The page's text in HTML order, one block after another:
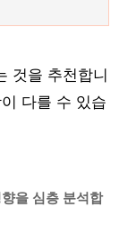
것을 추천합니
다를 수 있습
을 심층 분석합